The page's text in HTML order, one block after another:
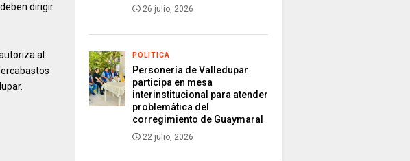
dirigir
al
26 julio, 2026
POLITICA
Personería de Valledupar
participa en mesa
interinstitucional para atender
problemática del
corregimiento de Guaymaral
22 julio, 2026